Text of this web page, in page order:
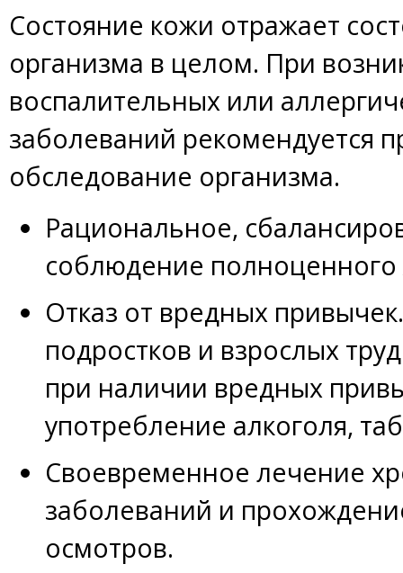
Состояние кожи отражает
организма в целом. При
воспалительных или
заболеваний рекомендуется
обследование организма.
Рациональное,
соблюдение
Отказ от вредных
подростков и взрослых
при наличии вредных
употребление алкоголя,
Своевременное лечение
заболеваний и
осмотров.